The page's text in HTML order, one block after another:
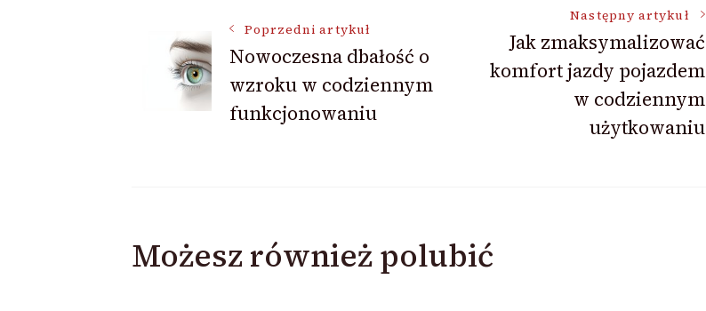
Nawigacja
wpisu
Poprzedni artykuł
Nowoczesna dbałość o
wzroku w codziennym
funkcjonowaniu
Następny artykuł
Jak zmaksymalizować
komfort jazdy pojazdem
w codziennym
użytkowaniu
Możesz również polubić